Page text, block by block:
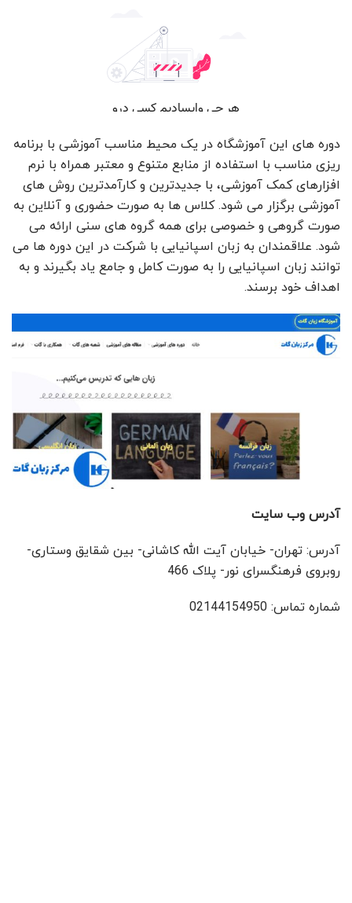
دوره های این آموزشگاه در یک محیط مناسب آموزشی با برنامه
ریزی مناسب با استفاده از منابع متنوع و معتبر همراه با نرم
افزارهای کمک آموزشی، با جدیدترین و کارآمدترین روش های
آموزشی برگزار می شود. کلاس ها به صورت حضوری و آنلاین به
صورت گروهی و خصوصی برای همه گروه های سنی ارائه می
شود. علاقمندان به زبان اسپانیایی با شرکت در این دوره ها می
توانند زبان اسپانیایی را به صورت کامل و جامع یاد بگیرند و به
اهداف خود برسند.
آدرس وب سایت
آدرس: تهران- خیابان آیت الله کاشانی- بین شقایق وستاری-
روبروی فرهنگسرای نور- پلاک 466
شماره تماس: 02144154950